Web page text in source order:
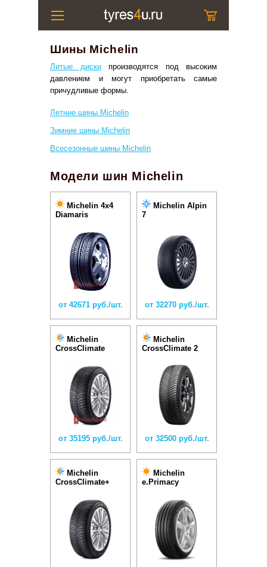
Шины Michelin
Литые дискипроизводятся под высоким
давлением и могут приобретать самые
причудливые формы.
Летние шины Michelin
Зимние шины Michelin
Всесезонные шины Michelin
Модели шин Michelin
Michelin 4x4
Diamaris
от 42671 руб./шт.
Michelin Alpin
7
от 32270 руб./шт.
Michelin
CrossClimate
от 35195 руб./шт.
Michelin
CrossClimate 2
от 32500 руб./шт.
Michelin
CrossClimate+
Michelin
e.Primacy